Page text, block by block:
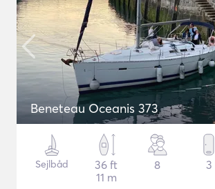
Beneteau Oceanis 373
Sejlbåd
36 ft
11 m
8 3